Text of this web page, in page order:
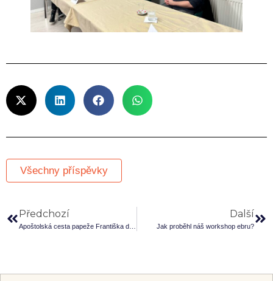
Všechny příspěvky
Předchozí Další
Jak proběhl náš workshop ebru?